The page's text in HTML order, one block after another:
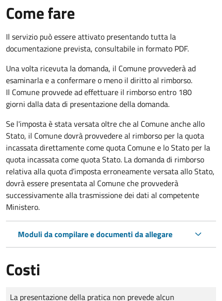
Come fare
Il servizio può essere attivato presentando tutta la
documentazione prevista, consultabile in formato PDF.
Una volta ricevuta la domanda, il Comune provvederà ad
esaminarla e a confermare o meno il diritto al rimborso.
Il Comune provvede ad effettuare il rimborso entro 180
giorni dalla data di presentazione della domanda.
Se l'imposta è stata versata oltre che al Comune anche allo
Stato, il Comune dovrà provvedere al rimborso per la quota
incassata direttamente come quota Comune e lo Stato per la
quota incassata come quota Stato. La domanda di rimborso
relativa alla quota d’imposta erroneamente versata allo Stato,
dovrà essere presentata al Comune che provvederà
successivamente alla trasmissione dei dati al competente
Ministero.
Moduli da compilare e documenti da allegare
Costi
Tipo di pagamento
Importo
La presentazione della pratica non prevede alcun